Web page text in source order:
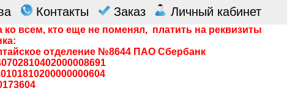
Контакты Заказ Личный кабинет
ко всем, кто еще не поменял, платить на реквизиты
отделение №8644 ПАО Сбербанк